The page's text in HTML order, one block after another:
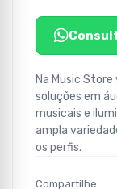
Na Music
soluções em
musicais e
ampla
os perfis.
Compartilhe: